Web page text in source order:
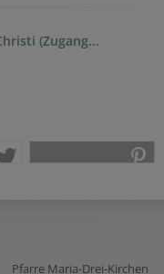
(Zugang...
Pfarre Maria-Drei-Kirchen